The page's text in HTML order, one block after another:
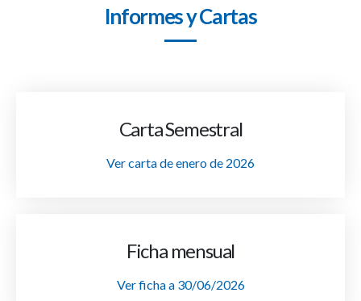
Informes y Cartas
Carta Semestral
Ver carta de enero de 2026
Ficha mensual
Ver ficha a 30/06/2026